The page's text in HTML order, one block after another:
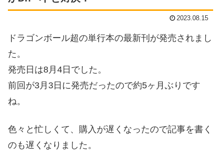
2023.08.15
ドラゴンボール超の単行本の最新刊が発売されまし
た。
発売日は8月4日でした。
前回が3月3日に発売だったので約5ヶ月ぶりです
ね。
色々と忙しくて、購入が遅くなったので記事を書く
のも遅くなりました。